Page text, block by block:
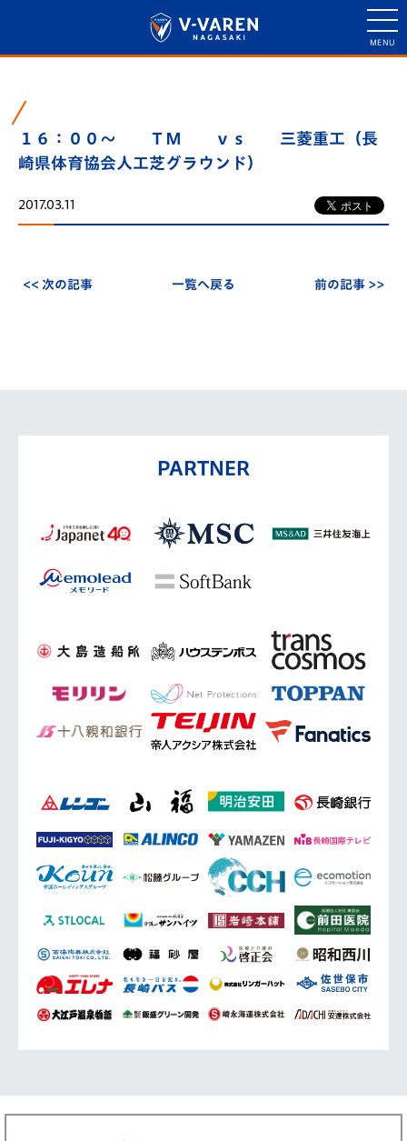
１６：００～ ＴＭ ｖｓ 三菱重工（長
崎県体育協会人工芝グラウンド）
2017.03.11
<< 次の記事 一覧へ戻る 前の記事 >>
PARTNER